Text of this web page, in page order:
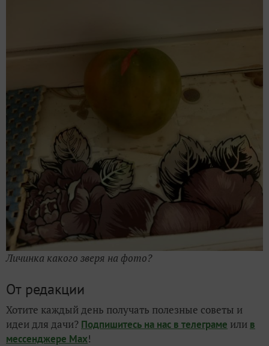
Личинка какого зверя на фото?
От редакции
Хотите каждый день получать полезные советы и
идеи для дачи? Подпишитесь на нас в телеграме или в
мессенджере Max!